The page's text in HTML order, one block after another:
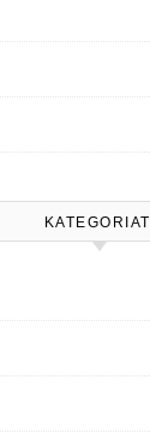
KATEGORIAT